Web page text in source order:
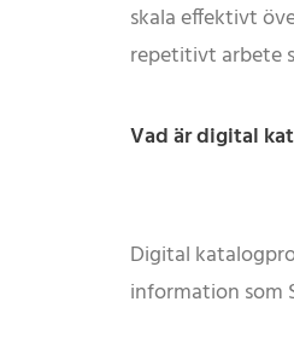
skala effektivt
repetitivt arbete
Vad är digital
Digital
information som